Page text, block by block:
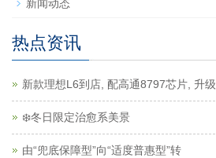
新闻动态
热点资讯
新款理想L6到店, 配高通8797芯片, 升级
❄️冬日限定治愈系美景
由“兜底保障型”向“适度普惠型”转